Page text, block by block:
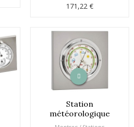
171,22 €
Station
météorologique